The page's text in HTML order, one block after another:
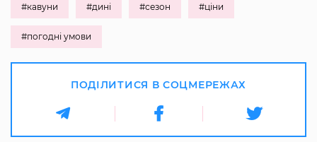
#кавуни #дині #сезон #ціни
#погодні умови
ПОДІЛИТИСЯ В СОЦМЕРЕЖАХ